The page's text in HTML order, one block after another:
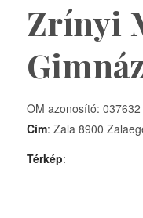
Zrínyi
OM azonosító: 037632
Cím: Zala 8900
Térkép: